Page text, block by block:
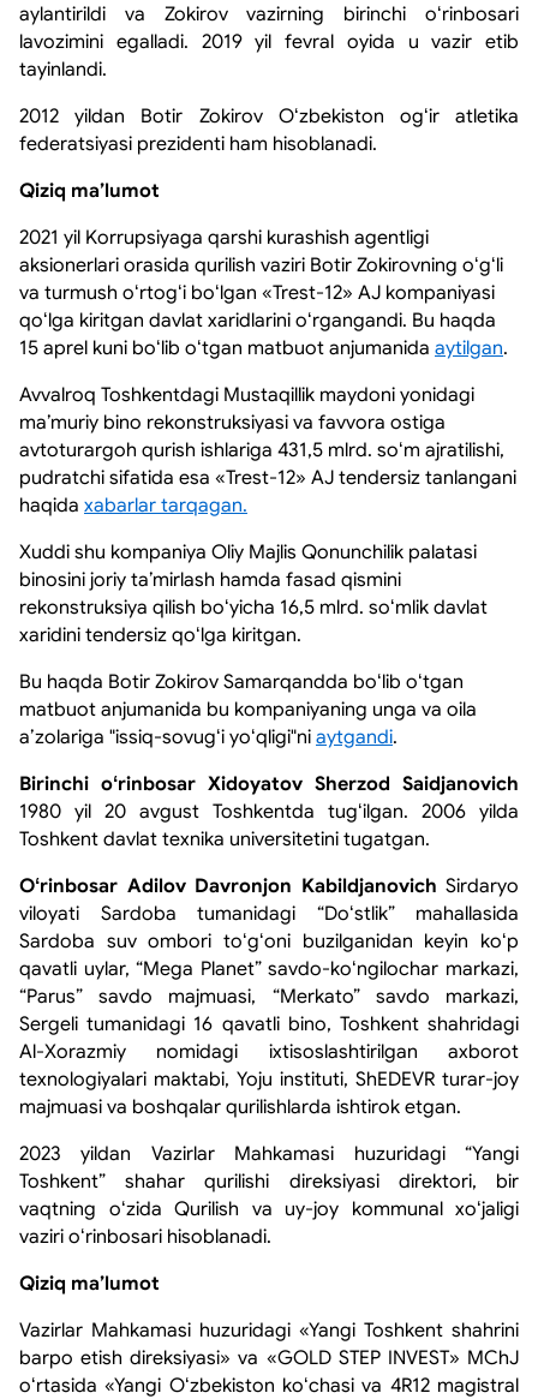
aylantirildi va Zokirov vazirning birinchi oʻrinbosari
lavozimini egalladi. 2019 yil fevral oyida u vazir etib
tayinlandi.
2012 yildan Botir Zokirov Oʻzbekiston ogʻir atletika
federatsiyasi prezidenti ham hisoblanadi.
Qiziq maʼlumot
2021 yil Korrupsiyaga qarshi kurashish agentligi
aksionerlari orasida qurilish vaziri Botir Zokirovning oʻgʻli
va turmush oʻrtogʻi boʻlgan «Trest-12» AJ kompaniyasi
qoʻlga kiritgan davlat xaridlarini oʻrgangandi. Bu haqda
15 aprel kuni boʻlib oʻtgan matbuot anjumanida aytilgan.
Avvalroq Toshkentdagi Mustaqillik maydoni yonidagi
maʼmuriy bino rekonstruksiyasi va favvora ostiga
avtoturargoh qurish ishlariga 431,5 mlrd. soʻm ajratilishi,
pudratchi sifatida esa «Trest-12» AJ tendersiz tanlangani
haqida xabarlar tarqagan.
Xuddi shu kompaniya Oliy Majlis Qonunchilik palatasi
binosini joriy taʼmirlash hamda fasad qismini
rekonstruksiya qilish boʻyicha 16,5 mlrd. soʻmlik davlat
xaridini tendersiz qoʻlga kiritgan.
Bu haqda Botir Zokirov Samarqandda boʻlib oʻtgan
matbuot anjumanida bu kompaniyaning unga va oila
aʼzolariga "issiq-sovugʻi yoʻqligi"ni aytgandi.
Birinchi oʻrinbosar Xidoyatov Sherzod Saidjanovich
1980 yil 20 avgust Toshkentda tugʻilgan. 2006 yilda
Toshkent davlat texnika universitetini tugatgan.
Oʻrinbosar Adilov Davronjon Kabildjanovich Sirdaryo
viloyati Sardoba tumanidagi “Doʻstlik” mahallasida
Sardoba suv ombori toʻgʻoni buzilganidan keyin koʻp
qavatli uylar, “Mega Planet” savdo-koʻngilochar markazi,
“Parus” savdo majmuasi, “Merkato” savdo markazi,
Sergeli tumanidagi 16 qavatli bino, Toshkent shahridagi
Al-Xorazmiy nomidagi ixtisoslashtirilgan axborot
texnologiyalari maktabi, Yoju instituti, ShEDEVR turar-joy
majmuasi va boshqalar qurilishlarda ishtirok etgan.
2023 yildan Vazirlar Mahkamasi huzuridagi “Yangi
Toshkent” shahar qurilishi direksiyasi direktori, bir
vaqtning oʻzida Qurilish va uy-joy kommunal xoʻjaligi
vaziri oʻrinbosari hisoblanadi.
Qiziq maʼlumot
Vazirlar Mahkamasi huzuridagi «Yangi Toshkent shahrini
barpo etish direksiyasi» va «GOLD STEP INVEST» MChJ
oʻrtasida «Yangi Oʻzbekiston koʻchasi va 4R12 magistral